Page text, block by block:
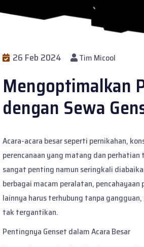
26 Feb 2024 Tim Micool
Mengoptimalkan
dengan Sewa
Acara-acara besar seperti pernikahan,
perencanaan yang matang dan
sangat penting namun seringkali
berbagai macam peralatan,
lainnya harus terhubung tanpa
tak tergantikan.
Pentingnya Genset dalam Acara Besar